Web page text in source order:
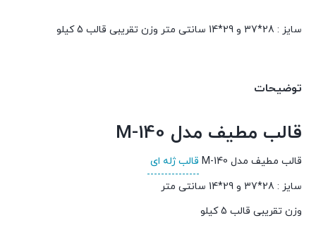
سایز : 28*37 و 29*14 سانتی متر وزن تقریبی قالب 5 کیلو
توضیحات
قالب مطیف مدل M-140
قالب مطیف مدل M-140
قالب ژله ای
سایز : 28*37 و 29*14 سانتی متر
وزن تقریبی قالب 5 کیلو